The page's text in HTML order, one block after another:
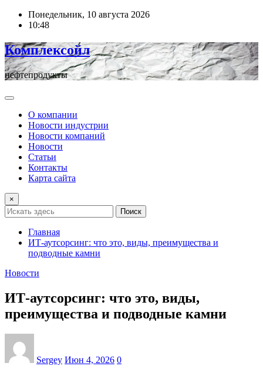
ПерейтиПонедельник, 10 августа 2026
10:48
Комплексойл
нефтепродукты
О компании
Новости индустрии
Новости компаний
Новости
Статьи
Контакты
Карта сайта
×
Поиск
Главная
ИТ-аутсорсинг: что это, виды, преимущества и
подводные камни
Новости
ИТ-аутсорсинг: что это, виды,
преимущества и подводные камни
Sergey Июн 4, 2026 0